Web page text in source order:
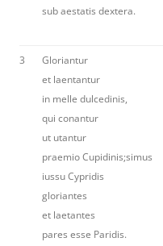
sub aestatis dextera.
3
Gloriantur
et laentantur
in melle dulcedinis,
qui conantur
ut utantur
praemio Cupidinis;simus
iussu Cypridis
gloriantes
et laetantes
pares esse Paridis.